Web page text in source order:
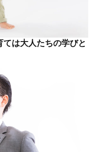
は大人たちの学びと